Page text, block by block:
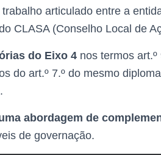
articulado entre a
CLASA (Conselho Local de
do Eixo 4 nos termos
do art.º 7.º do mesmo
.
abordagem de
de governação.